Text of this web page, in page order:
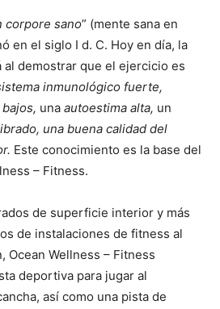
corpore sano” (mente sana en
en el siglo I d. C. Hoy en día, la
al demostrar que el ejercicio es
inmunológico fuerte,
una autoestima alta, un
una buena calidad del
Este conocimiento es la base del
– Fitness.
de superficie interior y más
de instalaciones de fitness al
Ocean Wellness – Fitness
deportiva para jugar al
así como una pista de